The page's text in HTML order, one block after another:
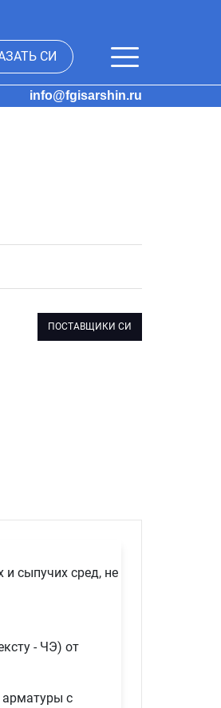
СИ
info@fgisarshin.ru
ПОСТАВЩИКИ СИ
сыпучих сред, не
- ЧЭ) от
арматуры с